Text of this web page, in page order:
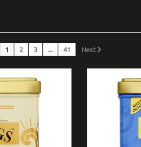
1 2 3 ... 41 Next